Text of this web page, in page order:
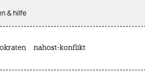
& hilfe
nahost-konflikt